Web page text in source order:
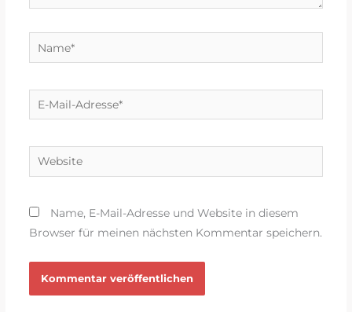
Name*
E-
Mail-
Website
Name, E-Mail-Adresse und Website in diesem
Browser für meinen nächsten Kommentar speichern.